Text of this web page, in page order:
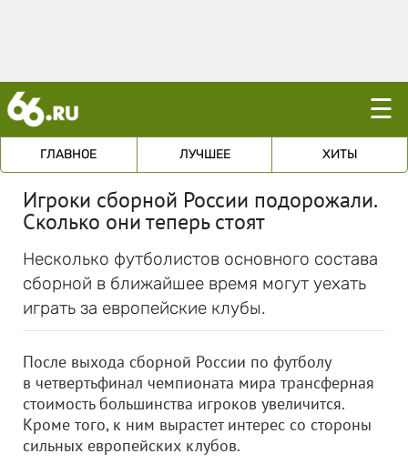
☰
ГЛАВНОЕ ЛУЧШЕЕ ХИТЫ
Игроки сборной России подорожали.
Сколько они теперь стоят
Несколько футболистов основного состава
сборной в ближайшее время могут уехать
играть за европейские клубы.
После выхода сборной России по футболу
в четвертьфинал чемпионата мира трансферная
стоимость большинства игроков увеличится.
Кроме того, к ним вырастет интерес со стороны
сильных европейских клубов.